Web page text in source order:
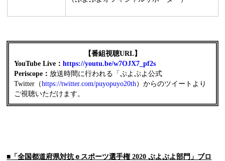
【番組視聴URL】
YouTube Live：https://youtu.be/w7OJX7_pf2s
Periscope ：放送時間に行われる「ぷよぷよ公式
Twitter（https://twitter.com/puyopuyo20th）からのツイートより
ご視聴いただけます。
■ 「全国都道府県対抗ｅスポーツ選手権2020ぷよぷよ部門」ブロ